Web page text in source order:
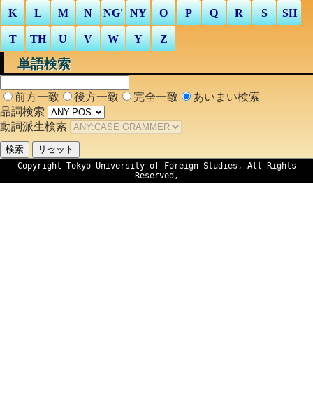
K L M N NG' NY O P Q R S SH
T TH U V W Y Z
単語検索
前方一致 後方一致 完全一致
あいまい検索
品詞検索
動詞派生検索
Copyright Tokyo University of Foreign Studies, All Rights
Reserved,